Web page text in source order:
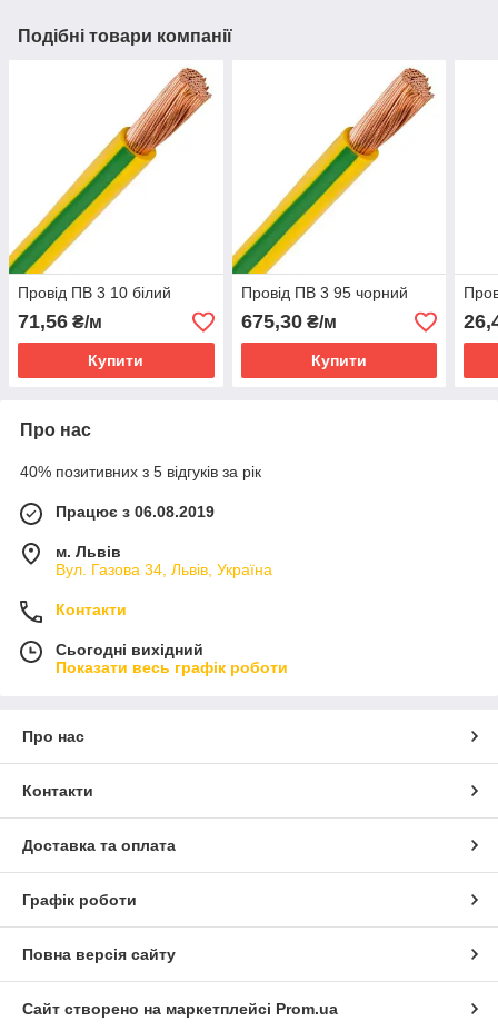
Подібні товари компанії
Провід ПВ 3 10 білий
71,56 ₴/м
Купити
Провід ПВ 3 95 чорний
675,30₴/м
Купити
Про нас
40% позитивних з 5 відгуків за рік
Працює з 06.08.2019
м. Львів
Вул. Газова 34, Львів, Україна
Контакти
Сьогодні вихідний
Показати весь графік роботи
Про нас
Контакти
Доставка та оплата
Графік роботи
Повна версія сайту
Сайт створено на маркетплейсі Prom.ua